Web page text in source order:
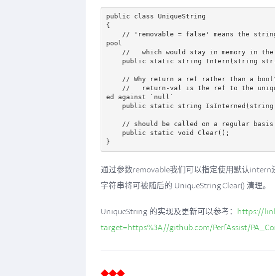
public class UniqueString
{
pool
ed against `null`
通过参数removable我们可以指定使用默认
字符串将可被随后的 UniqueString.Clear() 清理。
UniqueString 的实现及更新可以参考： https://
target=https%3A//github.com/PerfAssist/
◆◆◆